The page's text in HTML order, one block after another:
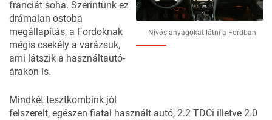
Nívós anyagokat látni a Fordban
franciát soha. Szerintünk ez
drámaian ostoba
megállapítás, a Fordoknak
mégis csekély a varázsuk,
ami látszik a használtautó-
árakon is.
Mindkét tesztkombink jól
felszerelt, egészen fiatal használt autó, 2.2 TDCi illetve 2.0